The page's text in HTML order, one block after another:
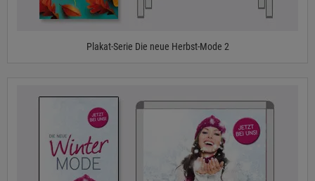
Plakat-Serie Die neue Herbst-Mode 2